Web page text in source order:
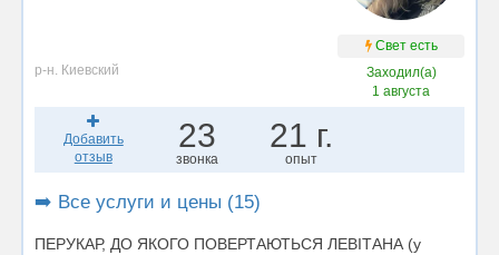
Свет есть
р-н. Киевский
Заходил(а)
1 августа
Добавить
отзыв
23
звонка
21 г.
опыт
➡️ Все услуги и цены (15)
ПЕРУКАР, ДО ЯКОГО ПОВЕРТАЮТЬСЯ ЛЕВІТАНА (у